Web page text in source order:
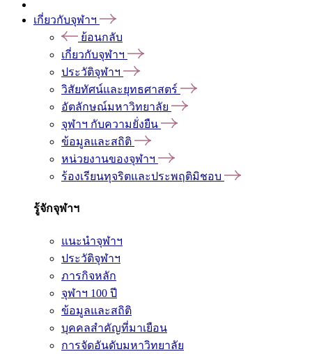
เกี่ยวกับจุฬาฯ
ย้อนกลับ
เกี่ยวกับจุฬาฯ
ประวัติจุฬาฯ
วิสัยทัศน์และยุทธศาสตร์
อัตลักษณ์มหาวิทยาลัย
จุฬาฯ กับความยั่งยืน
ข้อมูลและสถิติ
หน่วยงานของจุฬาฯ
ร้องเรียนทุจริตและประพฤติมิชอบ
รู้จักจุฬาฯ
แนะนำจุฬาฯ
ประวัติจุฬาฯ
ภารกิจหลัก
จุฬาฯ 100 ปี
ข้อมูลและสถิติ
บุคคลสำคัญที่มาเยือน
การจัดอันดับมหาวิทยาลัย